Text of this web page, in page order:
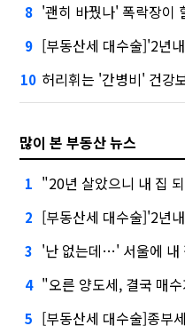
8 '괜히 바꿨나' 폭락장이 할
9 [부동산세 대수술]'2년
10 허리휘는 '간병비' 건강
많이 본 부동산 뉴스
1 "20년 살았으니 내 집
2 [부동산세 대수술]'2년
3 '난 없는데…' 서울에 내
4 "오른 양도세, 결국 매
5 [부동산세 대수술]종부